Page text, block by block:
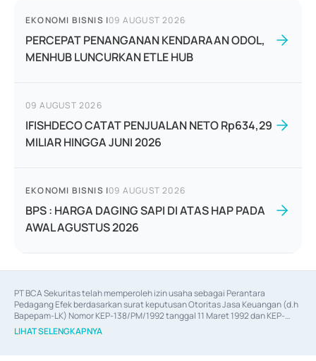
EKONOMI BISNIS |09 AUGUST 2026
PERCEPAT PENANGANAN KENDARAAN ODOL,
MENHUB LUNCURKAN ETLE HUB
09 AUGUST 2026
IFISHDECO CATAT PENJUALAN NETO Rp634,29
MILIAR HINGGA JUNI 2026
EKONOMI BISNIS |09 AUGUST 2026
BPS : HARGA DAGING SAPI DI ATAS HAP PADA
AWAL AGUSTUS 2026
PT BCA Sekuritas telah memperoleh izin usaha sebagai Perantara
Pedagang Efek berdasarkan surat keputusan Otoritas Jasa Keuangan (d.h
Bapepam-LK) Nomor KEP-138/PM/1992 tanggal 11 Maret 1992 dan KEP-
06/D.04/2014 tanggal 28 Februari 2014, izin usaha sebagai Penjamin Emisi
Efek berdasarkan surat keputusan Otoritas Jasa Keuangan Nomor KEP-
LIHAT SELENGKAPNYA